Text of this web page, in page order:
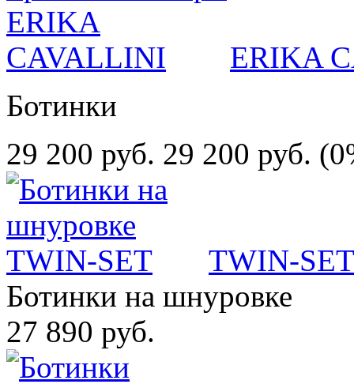
ERIKA
Ботинки
29 200 руб. 29 200 руб.
TWIN-SET
Ботинки на шнуровке
27 890 руб.